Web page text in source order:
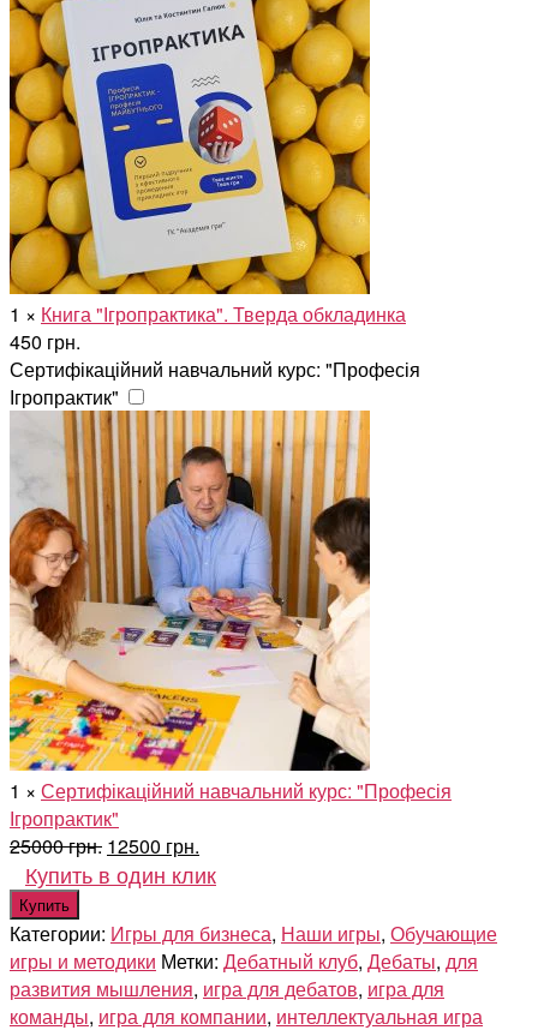
1 × Книга "Ігропрактика". Тверда обкладинка
450 грн.
Сертифікаційний навчальний курс: "Професія
Ігропрактик"
1 × Сертифікаційний навчальний курс: "Професія
Ігропрактик"
25000грн. Первоначальная
цена
25000 грн..
12500 грн.
цена:
Купить в один клик
Купить
Категории: Игры для бизнеса, Наши игры, Обучающие
игры и методики Метки: Дебатный клуб, Дебаты, для
развития мышления, игра для дебатов, игра для
команды, игра для компании, интеллектуальная игра